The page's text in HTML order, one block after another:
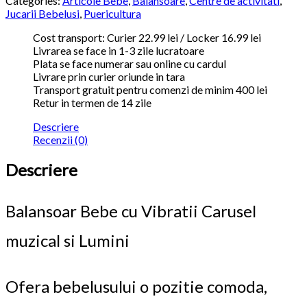
Jucarii Bebelusi, Puericultura
Cost transport: Curier 22.99 lei / Locker 16.99 lei
Livrarea se face in 1-3 zile lucratoare
Plata se face numerar sau online cu cardul
Livrare prin curier oriunde in tara
Transport gratuit pentru comenzi de minim 400 lei
Retur in termen de 14 zile
Descriere
Recenzii (0)
Descriere
Balansoar Bebe cu Vibratii Carusel
muzical si Lumini
Ofera bebelusului o pozitie comoda,